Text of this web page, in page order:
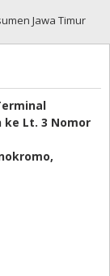
Jawa Timur
ke Lt. 3 Nomor